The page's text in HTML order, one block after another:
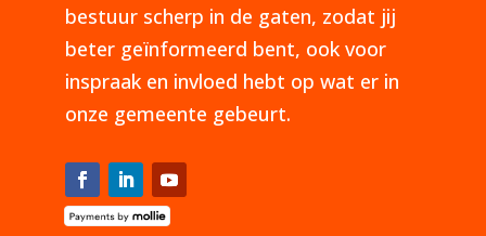
bestuur scherp in de gaten, zodat jij
beter geïnformeerd bent, ook voor
inspraak en invloed hebt op wat er in
onze gemeente gebeurt.